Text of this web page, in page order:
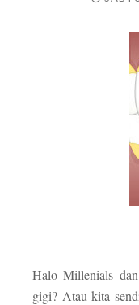
Halo Millenials dan
gigi? Atau kita